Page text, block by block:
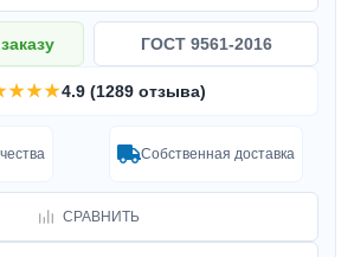
ГОСТ 9561-2016
4.9 (1289 отзыва)
Собственная доставка
СРАВНИТЬ